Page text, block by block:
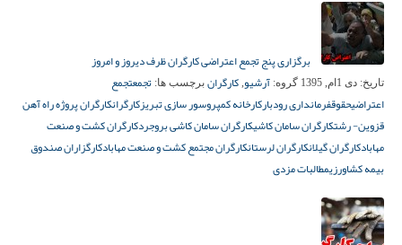
برگزاری پنج تجمع اعتراضی کارگران ظرف دیروز و امروز
تاریخ: دی 1ام, 1395 گروه: آرشیو, کارگران برچسب ها: تجمعتجمع
اعتراضیحقوقفرمانداری رودبارکارخانه کمپروسور سازی تبریزکارگرانکارگران پروژه راه آهن
قزوین- رشتکارگران سامان کاشیکارگران سامان کاشی بروجردکارگران کشت و صنعت
مهابادکارگران گیلانکارگران لرستانکارگران مجتمع کشت و صنعت مهابادکارگزاران صندوق
بیمه کشاورزیمطالبات مزدی